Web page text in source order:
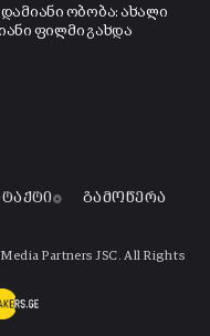
ობობა: ახალი
ფილმი გახდა
გამოწერა
Partners JSC. All Rights